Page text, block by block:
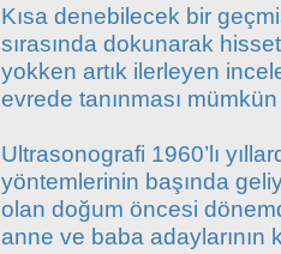
Kısa denebilecek bir
sırasında dokunarak
yokken artık ilerleyen
evrede tanınması
Ultrasonografi 1960’lı
yöntemlerinin başında
olan doğum öncesi
anne ve baba adaylarının